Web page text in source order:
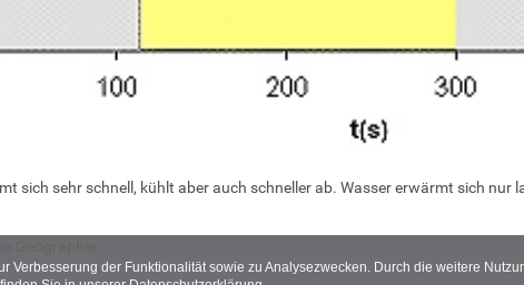
der Funktionalität sowie zu Analysezwecken. Durch die weitere
sich sehr schnell, kühlt aber auch schneller ab. Wasser erwärmt sich nur